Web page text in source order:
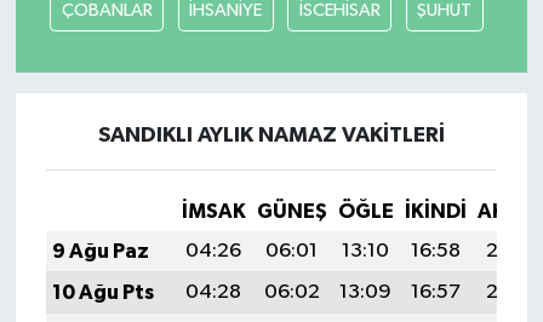
ÇOBANLAR İHSANİYE İSCEHİSAR ŞUHUT
SANDIKLI AYLIK NAMAZ VAKITLERI
İMSAK GÜNEŞ ÖĞLE İKINDI
9 Ağu Paz
04:26 06:01 13:10 16:58
20:08
10 Ağu Pts
04:28 06:02 13:09 16:57
20:07